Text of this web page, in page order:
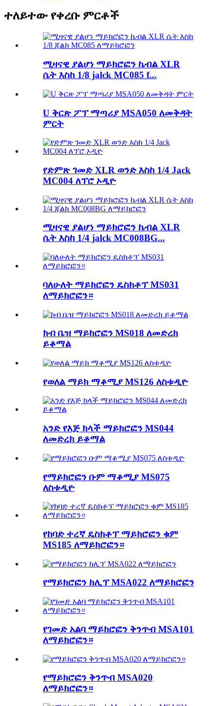
ተለይተው የቀረቡ ምርቶች
ሚዛናዊ ያልሆነ ማይክሮፎን ኬብል XLR
ሴት እስከ 1/8 jalck MC085 f...
U ቅርጽ ፖፕ ማጣሪያ MSA050 ለመቅዳት
ምርት
የድምጽ ገመድ XLR ወንድ እስከ 1/4 Jack
MC004 ለፕሮ ኦዲዮ
ሚዛናዊ ያልሆነ ማይክሮፎን ኬብል XLR
ሴት እስከ 1/4 jalck MC008BG...
ባለሁለት ማይክሮፎን ዴስክቶፕ MS031
ለማይክሮፎን።
ክብ ቤዝ ማይክሮፎን MS018 ለመድረክ
ይቆማል
የወለል ማይክ ማቆሚያ MS126 ለስቱዲዮ
አንድ የእጅ ክላች ማይክሮፎን MS044
ለመድረክ ይቆማል
የማይክሮፎን ቡም ማቆሚያ MS075
ለስቱዲዮ
የከባድ ተረኛ ዴስክቶፕ ማይክሮፎን ቁም
MS185 ለማይክሮፎን።
የማይክሮፎን ክሊፕ MSA022 ለማይክሮፎን
የገመድ አልባ ማይክሮፎን ቅንጥብ MSA101
ለማይክሮፎን።
የማይክሮፎን ቅንጥብ MSA020
ለማይክሮፎን።